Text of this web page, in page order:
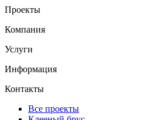
Проекты
Компания
Услуги
Информация
Контакты
Все проекты